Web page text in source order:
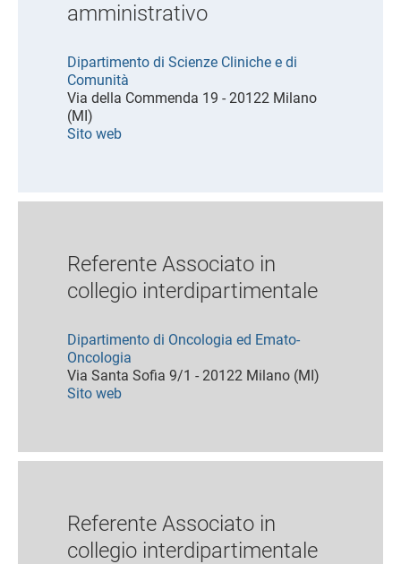
amministrativo
Dipartimento di Scienze Cliniche e di
Comunità
Via della Commenda 19 - 20122 Milano
(MI)
Sito web
Referente Associato in
collegio interdipartimentale
Dipartimento di Oncologia ed Emato-
Oncologia
Via Santa Sofia 9/1 - 20122 Milano (MI)
Sito web
Referente Associato in
collegio interdipartimentale